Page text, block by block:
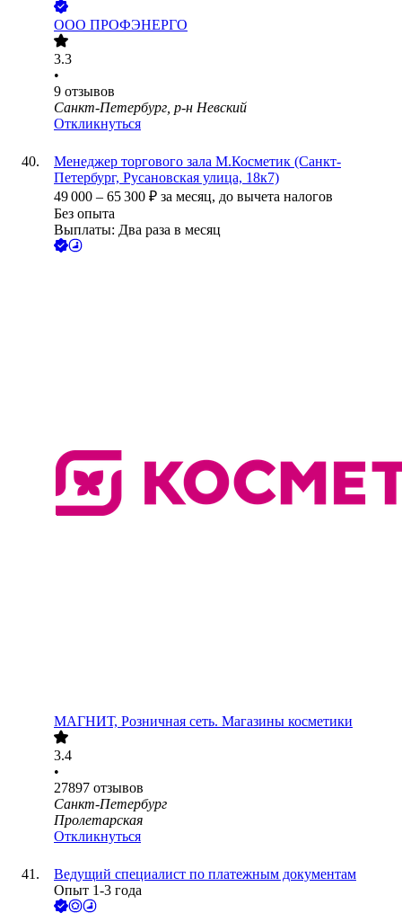
ООО ПРОФЭНЕРГО
3.3
•
9 отзывов
Санкт-Петербург, р-н Невский
Откликнуться
Менеджер торгового зала М.Косметик (Санкт-
Петербург, Русановская улица, 18к7)
49 000 – 65 300 ₽ за месяц, до вычета налогов
Без опыта
Выплаты: Два раза в месяц
МАГНИТ, Розничная сеть. Магазины косметики
3.4
•
27897 отзывов
Санкт-Петербург
Пролетарская
Откликнуться
Ведущий специалист по платежным документам
Опыт 1-3 года